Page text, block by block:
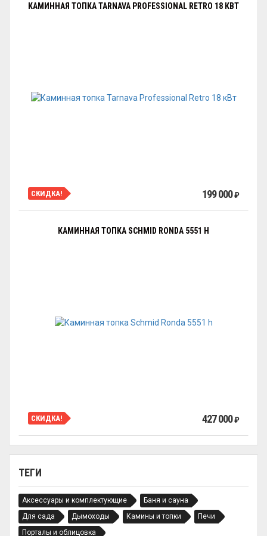
ТЕГИ
Аксессуары и комплектующие
Баня и сауна
Для сада
Дымоходы Камины и топки
Печи
Порталы и облицовка
КАМИННАЯ ТОПКА TARNAVA PROFESSIONAL RETRO 18 КВТ
СКИДКА! 199 000₽
КАМИННАЯ ТОПКА SCHMID RONDA 5551 H
СКИДКА! 427 000₽